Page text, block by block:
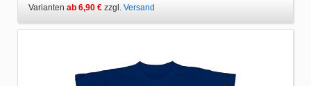
Varianten ab 6,90 € zzgl. Versand